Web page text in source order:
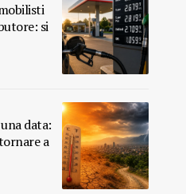
si
data:
a